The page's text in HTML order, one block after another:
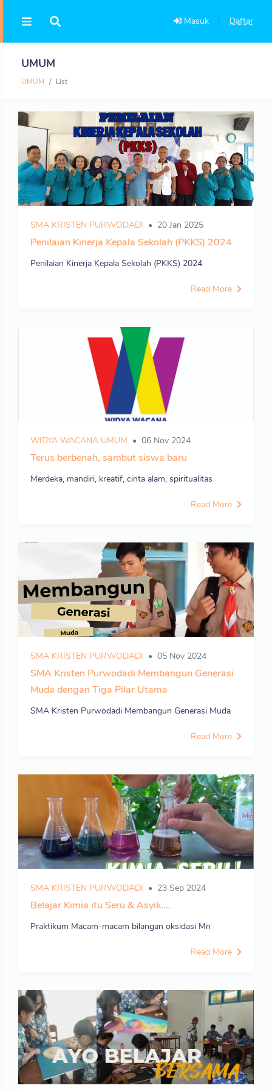
Masuk | Daftar
UMUM
UMUM List
SMA KRISTEN PURWODADI 20 Jan 2025
Penilaian Kinerja Kepala Sekolah (PKKS) 2024
Penilaian Kinerja Kepala Sekolah (PKKS) 2024
Read More
WIDYA WACANA UMUM 06 Nov 2024
Terus berbenah, sambut siswa baru
Merdeka, mandiri, kreatif, cinta alam, spiritualitas
Read More
SMA KRISTEN PURWODADI 05 Nov 2024
SMA Kristen Purwodadi Membangun Generasi
Muda dengan Tiga Pilar Utama
SMA Kristen Purwodadi Membangun Generasi Muda
Read More
SMA KRISTEN PURWODADI 23 Sep 2024
Belajar Kimia itu Seru & Asyik....
Praktikum Macam-macam bilangan oksidasi Mn
Read More